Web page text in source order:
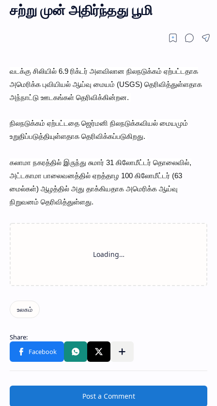
சற்று முன் அதிர்ந்தது பூமி
வடக்கு சிலியில் 6.9 ரிக்டர் அளவிலான நிலநடுக்கம் ஏற்பட்டதாக
அமெரிக்க புவியியல் ஆய்வு மையம் (USGS) தெரிவித்துள்ளதாக
அந்நாட்டு ஊடகங்கள் தெரிவிக்கின்றன.
நிலநடுக்கம் ஏற்பட்டதை ஜெர்மனி நிலநடுக்கவியல் மையமும்
உறுதிப்படுத்தியுள்ளதாக தெரிவிக்கப்படுகிறது.
கலாமா நகரத்தில் இருந்து சுமார் 31 கிலோமீட்டர் தொலைவில்,
அட்டகாமா பாலைவனத்தில் ஏறத்தாழ 100 கிலோமீட்டர் (63
மைல்கள்) ஆழத்தில் அது தாக்கியதாக அமெரிக்க ஆய்வு
நிறுவனம் தெரிவித்துள்ளது.
Post a Comment